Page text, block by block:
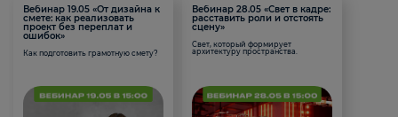
Вебинар 19.05 «От дизайна к
смете: как реализовать
проект без переплат и
ошибок»
Как подготовить грамотную смету?
Вебинар 28.05 «Свет в кадре:
расставить роли и отстоять
сцену»
Свет, который формирует
архитектуру пространства.